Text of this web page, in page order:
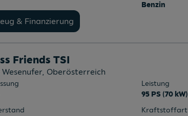
Benzin
& Finanzierung
Friends TSI
Wesenufer, Oberösterreich
Leistung
95 PS (70 kW)
Kraftstoffart